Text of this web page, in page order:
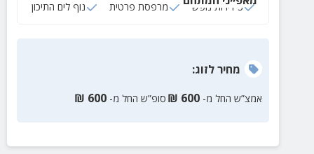
3 דירות נופש מרפסת פרטית נוף לים התיכון
מחירלזוג:
אמצ”ש החל מ- 600
₪ סופ”ש החל מ- 600
₪